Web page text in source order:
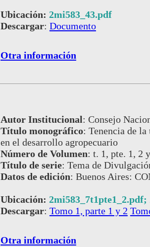
Ubicación: 2mi583_43.pdf
Descargar: Documento
Otra información
Autor Institucional: Consejo
Título monográfico: Tenencia de
en el desarrollo agropecuario
Número de Volumen: t. 1, pte. 1, 2
Título de serie: Tema de
Datos de edición: Buenos Aires:
Ubicación:
Descargar: Tomo 1, parte 1 y 2
Otra información